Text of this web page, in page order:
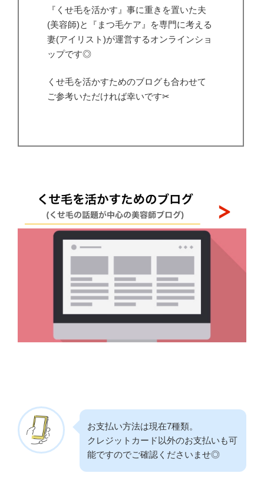
『くせ毛を活かす』事に重きを置いた夫
(美容師)と『まつ毛ケア』を専門に考える
妻(アイリスト)が運営するオンラインショ
ップです◎
くせ毛を活かすためのブログも合わせて
ご参考いただければ幸いです✂︎
お支払い方法は現在7種類。
クレジットカード以外のお支払いも可
能ですのでご確認くださいませ◎